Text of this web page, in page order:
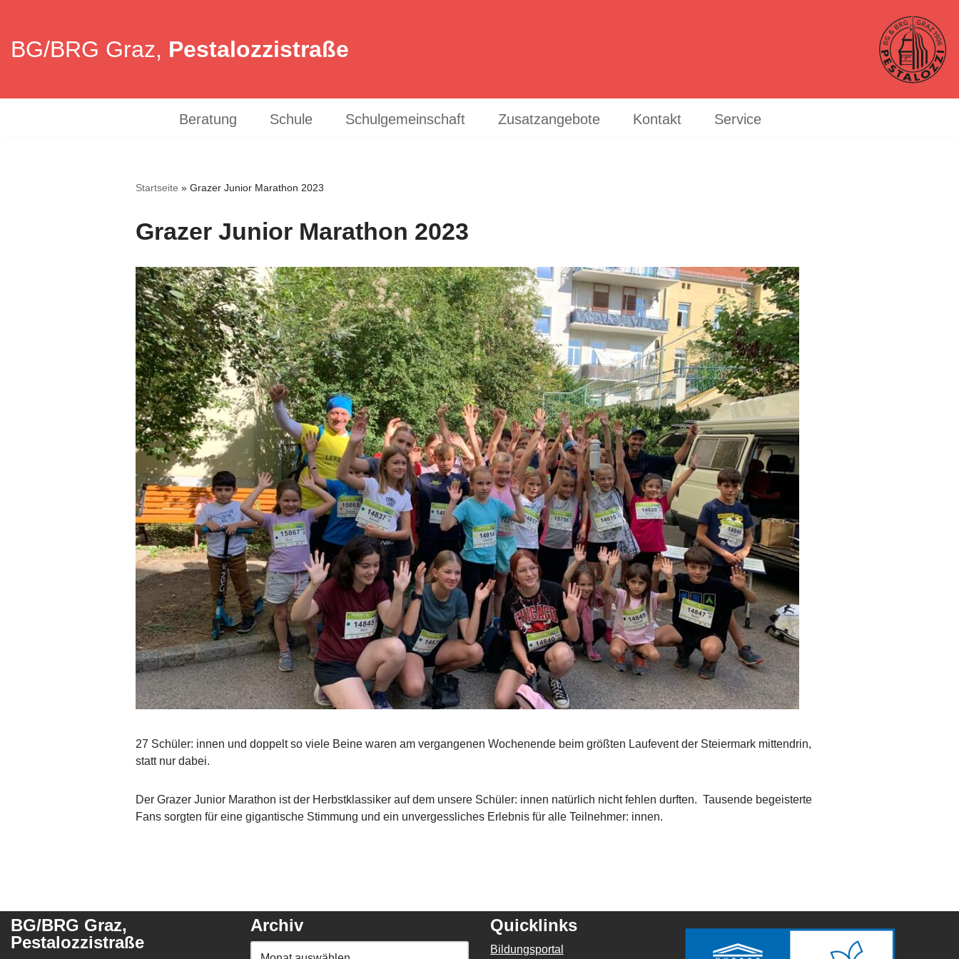
Inhalt
BG/BRG Graz, Pestalozzistraße
Beratung Schule Schulgemeinschaft Zusatzangebote Kontakt Service
Startseite » Grazer Junior Marathon 2023
Grazer Junior Marathon 2023
27 Schüler: innen und doppelt so viele Beine waren am vergangenen Wochenende beim größten Laufevent der Steiermark mittendrin,
statt nur dabei.
Der Grazer Junior Marathon ist der Herbstklassiker auf dem unsere Schüler: innen natürlich nicht fehlen durften. Tausende begeisterte
Fans sorgten für eine gigantische Stimmung und ein unvergessliches Erlebnis für alle Teilnehmer: innen.
BG/BRG Graz,
Pestalozzistraße
Archiv Quicklinks
Bildungsportal